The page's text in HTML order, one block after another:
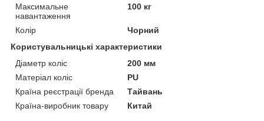
Максимальне
навантаження
100 кг
Колір
Чорний
Користувальницькі характеристики
Діаметр коліс
200 мм
Матеріал коліс
PU
Країна реєстрації бренда
Тайвань
Країна-виробник товару
Китай